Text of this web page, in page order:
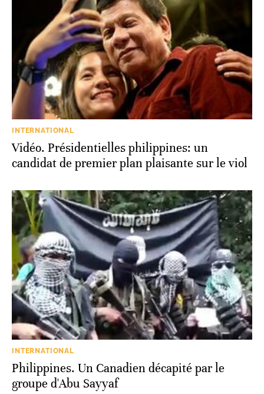
INTERNATIONAL
Vidéo. Présidentielles philippines: un
candidat de premier plan plaisante sur le viol
INTERNATIONAL
Philippines. Un Canadien décapité par le
groupe d'Abu Sayyaf